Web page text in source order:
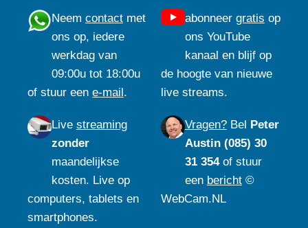
Neem contactmet
ons op, iedere
werkdag van
09:00u tot 18:00u
of stuur een e-mail.
abonneer gratis op
ons YouTube
kanaal en blijf op
de hoogte van nieuwe
live streams.
Live streaming
zonder
maandelijkse
kosten. Live op
computers, tablets en
smartphones.
Vragen?Bel Peter
Austin (085) 30
31 354of stuur
een bericht©
WebCam.NL